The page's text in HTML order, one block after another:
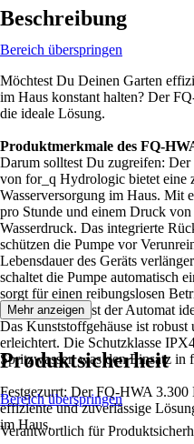
Beschreibung
Bereich überspringen
Möchtest Du Deinen Garten
im Haus konstant halten? Der
die ideale Lösung.
Produktmerkmale des FQ-
Darum solltest Du zugreifen:
von for_q Hydrologic bietet eine
Wasserversorgung im Haus. Mit
pro Stunde und einem Druck
Wasserdruck. Das integrierte
schützen die Pumpe vor
Lebensdauer des Geräts
schaltet die Pumpe automatisch
sorgt für einen reibungslosen
von 43 Metern ist der Automat
Das Kunststoffgehäuse ist
erleichtert. Die Schutzklasse
Spritzwasser, was den Einsatz
Festgezurrt: Der FQ-HWA 3.300
effiziente und zuverlässige
im Haus.
Mehr anzeigen
Produktsicherheit
Bereich überspringen
Verantwortlich für